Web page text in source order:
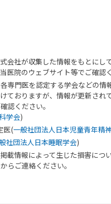
会社が収集した情報をもとに
医院のウェブサイト等でご確認
専門医を認定する学会などの
ておりますが、情報が更新さ
認ください。
学会)
医(一般社団法人日本児童青年精
社団法人日本睡眠学会)
載情報によって生じた損害に
らご連絡ください。